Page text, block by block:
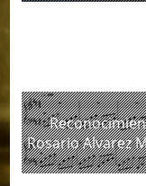
Rosario Alvarez